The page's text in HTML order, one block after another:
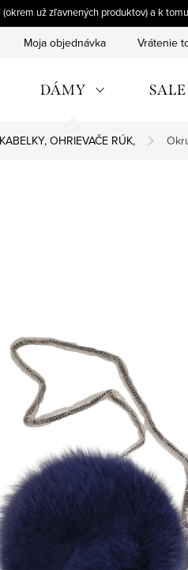
(okrem už zľavnených produktov) a k
Moja objednávka Vrátenie
DÁMY
KABELKY, OHRIEVAČE RÚK,